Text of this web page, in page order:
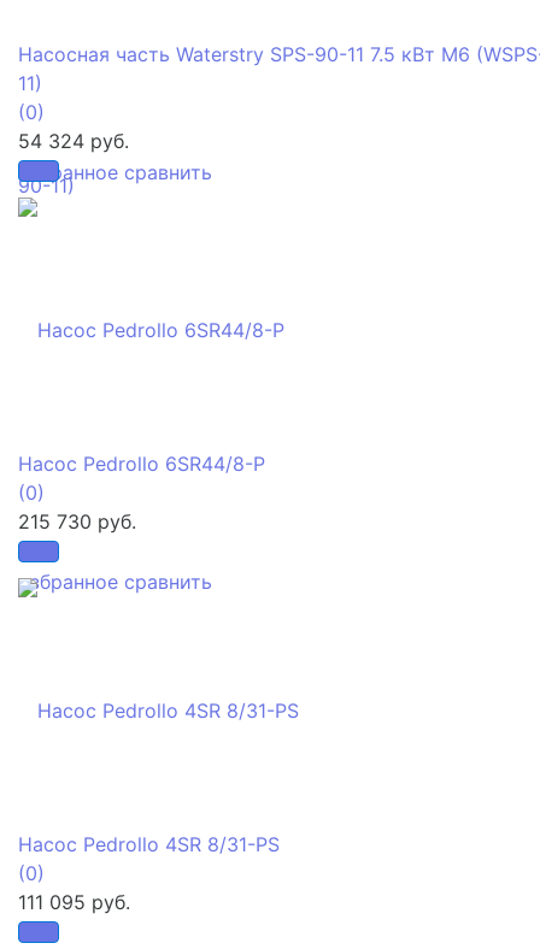
избранное сравнить
Насосная часть Waterstry SPS-90-11 7.5 кВт M6
11)
(0)
54 324 руб.
избранное сравнить
Насос Pedrollo 6SR44/8-P
(0)
215 730 руб.
Насос Pedrollo 4SR 8/31-PS
(0)
111 095 руб.